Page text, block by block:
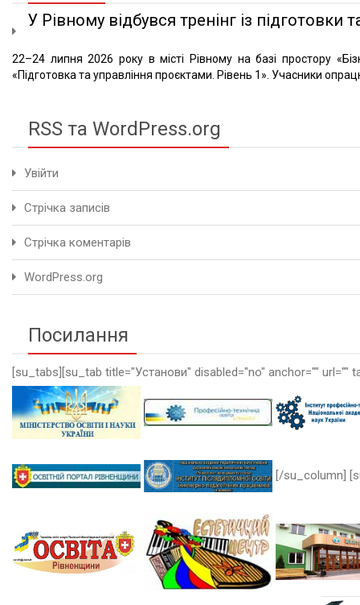
У Рівному відбувся тренінг із підготовки
22–24 липня 2026 року в місті Рівному на базі простору
«Підготовка та управління проєктами. Рівень 1». Учасники
RSS та WordPress.org
Увійти
Стрічка записів
Стрічка коментарів
WordPress.org
Посилання
[su_tabs][su_tab title="Установи" disabled="no" anchor=""
[/su_column]